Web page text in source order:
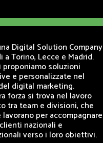
Digital Solution Company
a Torino, Lecce e Madrid.
proponiamo soluzioni
e personalizzate nel
digital marketing.
forza si trova nel lavoro
tra team e divisioni, che
per accompagnare
nazionali e
verso i loro obiettivi.